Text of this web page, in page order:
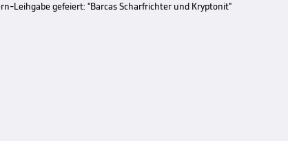
Leihgabe gefeiert: "Barcas Scharfrichter und Kryptonit"